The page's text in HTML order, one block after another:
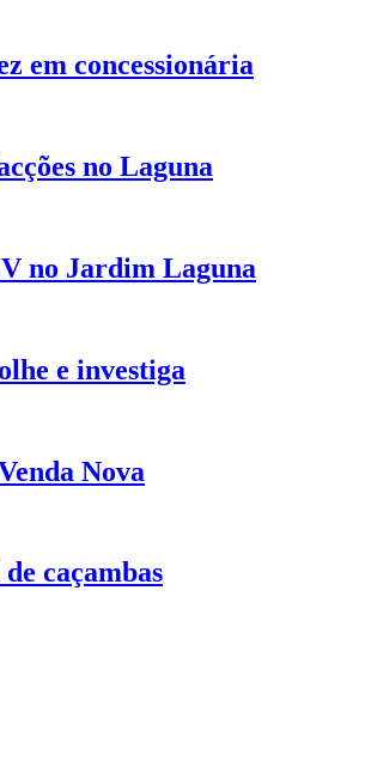
em concessionária
no Laguna
no Jardim Laguna
e investiga
Nova
caçambas